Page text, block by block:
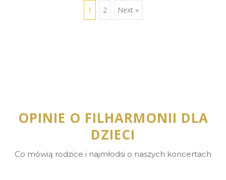
1 2 Next »
OPINIE O FILHARMONII DLA
DZIECI
Co mówią rodzice i najmłodsi o naszych koncertach